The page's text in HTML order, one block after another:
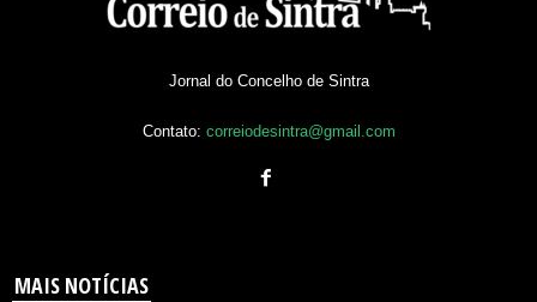
Jornal do Concelho de Sintra
Contato: correiodesintra@gmail.com
MAIS NOTÍCIAS